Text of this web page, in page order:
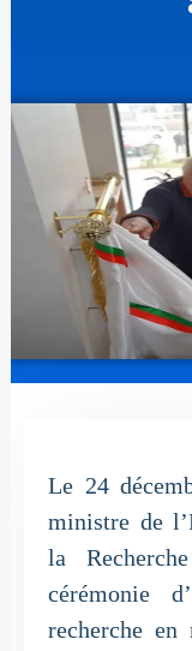
Le 24
ministre de
la
cérémonie
recherche en